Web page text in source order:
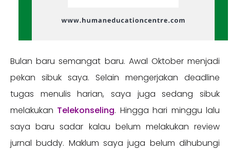
Bulan baru semangat baru. Awal Oktober menjadi
pekan sibuk saya. Selain mengerjakan deadline
tugas menulis harian, saya juga sedang sibuk
melakukan Telekonseling. Hingga hari minggu lalu
saya baru sadar kalau belum melakukan review
jurnal buddy. Maklum saya juga belum dihubungi